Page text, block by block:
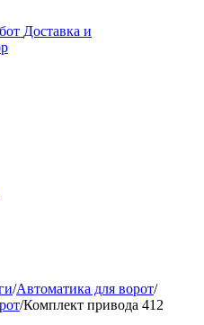
Доставка и
/Автоматика для ворот/
/Комплект привода 412